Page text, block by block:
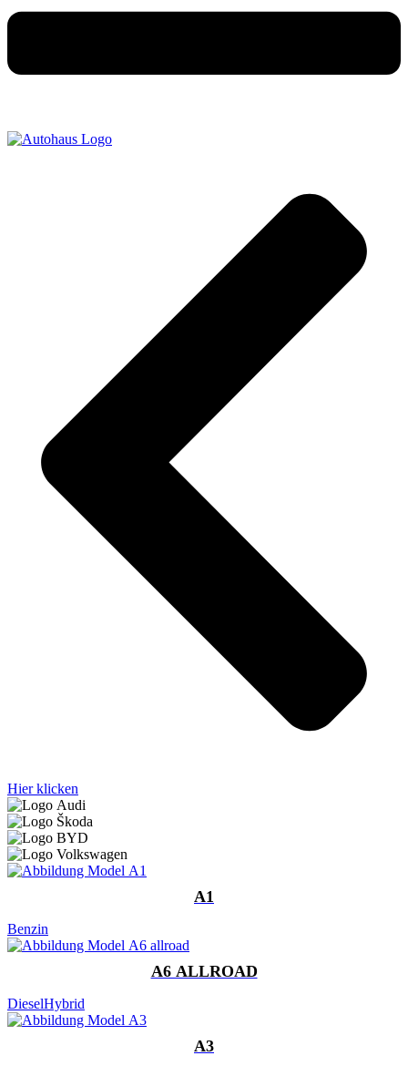
Hier klicken
A1
Benzin
A6 ALLROAD
DieselHybrid
A3